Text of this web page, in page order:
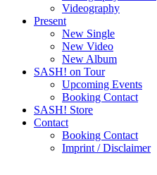
Videography
Present
New Single
New Video
New Album
SASH! on Tour
Upcoming Events
Booking Contact
SASH! Store
Contact
Booking Contact
Imprint / Disclaimer